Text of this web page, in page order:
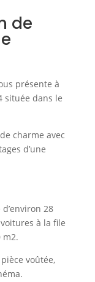
de
présente à
située dans le
charme avec
d’une
28
à la file
m2.
voûtée,